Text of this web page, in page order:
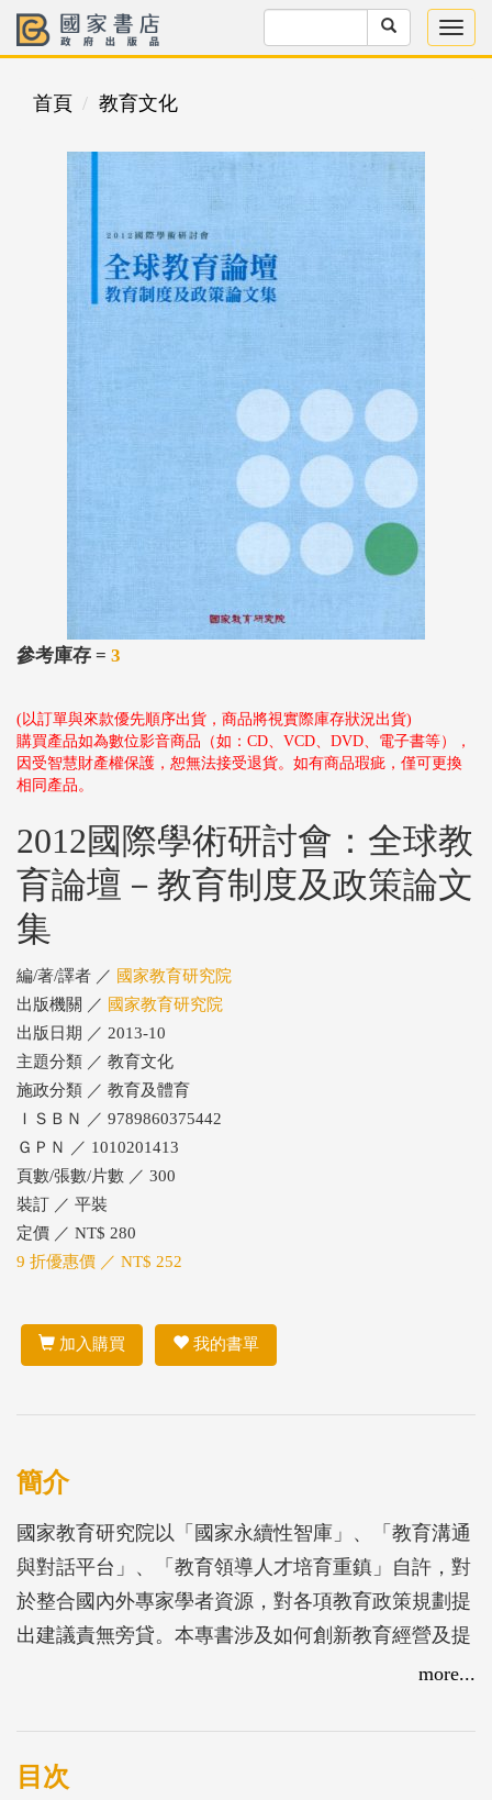
首頁 教育文化
參考庫存 = 3
(以訂單與來款優先順序出貨，商品將視實際庫存狀況出貨)
購買產品如為數位影音商品（如：CD、VCD、DVD、電子書等），
因受智慧財產權保護，恕無法接受退貨。如有商品瑕疵，僅可更換
相同產品。
2012國際學術研討會：全球教
育論壇－教育制度及政策論文
集
編/著/譯者 ／ 國家教育研究院
出版機關 ／ 國家教育研究院
出版日期 ／ 2013-10
主題分類 ／ 教育文化
施政分類 ／ 教育及體育
ＩＳＢＮ ／ 9789860375442
ＧＰＮ ／ 1010201413
頁數/張數/片數 ／ 300
裝訂 ／ 平裝
定價 ／ NT$ 280
9 折優惠價 ／ NT$ 252
加入購買 我的書單
簡介
國家教育研究院以「國家永續性智庫」、「教育溝通
與對話平台」、「教育領導人才培育重鎮」自許，對
於整合國內外專家學者資源，對各項教育政策規劃提
出建議責無旁貸。本專書涉及如何創新教育經營及提
升學校效能，內容豐富，發人深省，有利於教育永續
作者嘔心瀝血之作，內容涵蓋分析教育經營學脈絡、
以正向思維教育經營理念來提昇學校效能、以行銷策
more...
目次